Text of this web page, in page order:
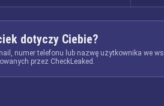
dotyczy Ciebie?
numer telefonu lub nazwę użytkownika we
przez CheckLeaked.